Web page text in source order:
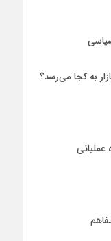
به کجا می‌رسد؟
عملیاتی